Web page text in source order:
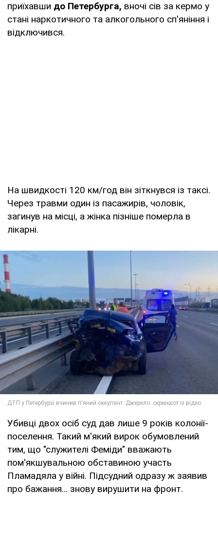
приїхавши до Петербурга, вночі сів за кермо у
стані наркотичного та алкогольного сп'яніння і
відключився.
На швидкості 120 км/год він зіткнувся із таксі.
Через травми один із пасажирів, чоловік,
загинув на місці, а жінка пізніше померла в
лікарні.
Убивці двох осіб суд дав лише 9 років колонії-
поселення. Такий м'який вирок обумовлений
тим, що "служителі Феміди" вважають
пом'якшувальною обставиною участь
Пламадяла у війні. Підсудний одразу ж заявив
про бажання... знову вирушити на фронт.